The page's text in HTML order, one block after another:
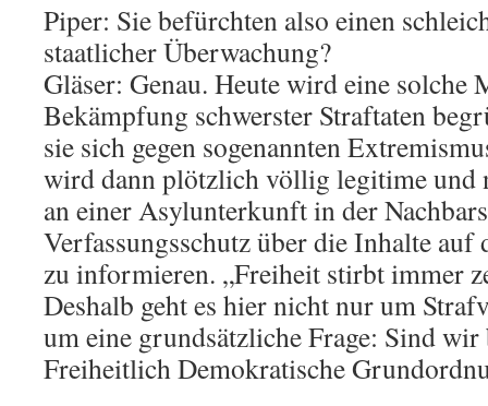
Piper: Sie befürchten also einen
staatlicher Überwachung?
Gläser: Genau. Heute wird eine solche
Bekämpfung schwerster Straftaten
sie sich gegen sogenannten
wird dann plötzlich völlig legitime
an einer Asylunterkunft in der
Verfassungsschutz über die Inhalte auf
zu informieren. „Freiheit stirbt immer
Deshalb geht es hier nicht nur um
um eine grundsätzliche Frage: Sind wir
Freiheitlich Demokratische